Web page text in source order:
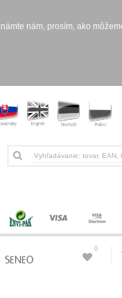
nám, prosím, ako
SENEO
0